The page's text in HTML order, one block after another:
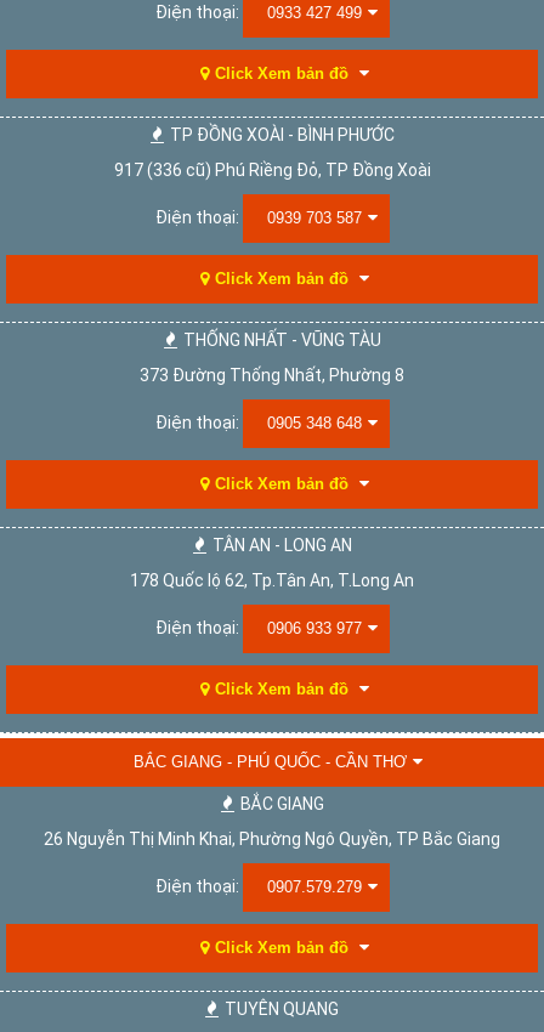
Điện thoại: 0933 427 499
Click Xem bản đồ
TP ĐỒNG XOÀI - BÌNH PHƯỚC
917 (336 cũ) Phú Riềng Đỏ, TP Đồng Xoài
Điện thoại: 0939 703 587
Click Xem bản đồ
THỐNG NHẤT - VŨNG TÀU
373 Đường Thống Nhất, Phường 8
Điện thoại: 0905 348 648
Click Xem bản đồ
TÂN AN - LONG AN
178 Quốc lộ 62, Tp.Tân An, T.Long An
Điện thoại: 0906 933 977
Click Xem bản đồ
BẮC GIANG - PHÚ QUỐC - CẦN THƠ
BẮC GIANG
26 Nguyễn Thị Minh Khai, Phường Ngô Quyền, TP Bắc Giang
Điện thoại: 0907.579.279
Click Xem bản đồ
TUYÊN QUANG